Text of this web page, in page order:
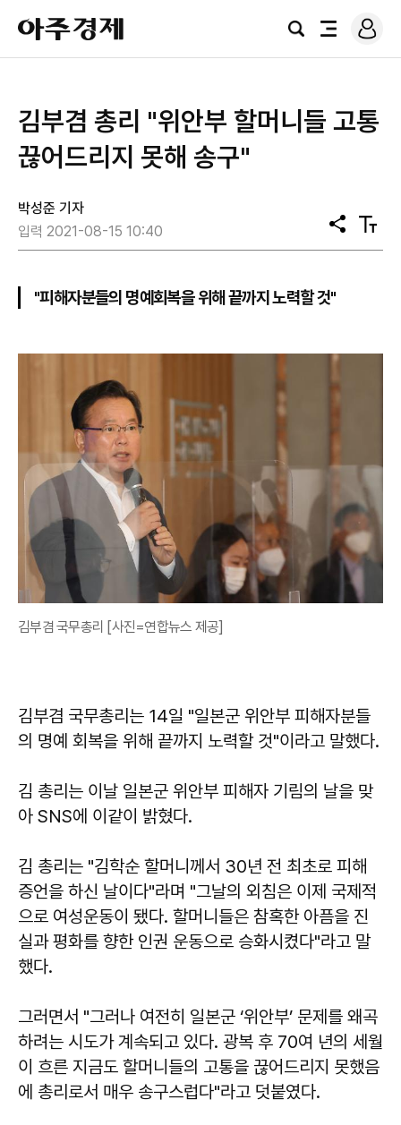
아
주
경
검
전
로
그
김부겸 총리 "위안부 할머니들 고통
끊어드리지 못해 송구"
박성준 기자
입력 2021-08-15 10:40
공
유
텍
스
"피해자분들의 명예회복을 위해 끝까지 노력할 것"
김부겸 국무총리 [사진=연합뉴스 제공]
김부겸 국무총리는 14일 "일본군 위안부 피해자분들
의 명예 회복을 위해 끝까지 노력할 것"이라고 말했다.
김 총리는 이날 일본군 위안부 피해자 기림의 날을 맞
아 SNS에 이같이 밝혔다.
김 총리는 "김학순 할머니께서 30년 전 최초로 피해
증언을 하신 날이다"라며 "그날의 외침은 이제 국제적
으로 여성운동이 됐다. 할머니들은 참혹한 아픔을 진
실과 평화를 향한 인권 운동으로 승화시켰다"라고 말
했다.
그러면서 "그러나 여전히 일본군 ‘위안부’ 문제를 왜곡
하려는 시도가 계속되고 있다. 광복 후 70여 년의 세월
이 흐른 지금도 할머니들의 고통을 끊어드리지 못했음
에 총리로서 매우 송구스럽다"라고 덧붙였다.